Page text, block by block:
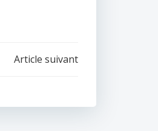
Article suivant